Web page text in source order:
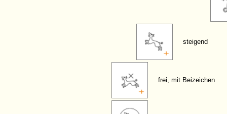
steigend
frei, mit Beizeichen